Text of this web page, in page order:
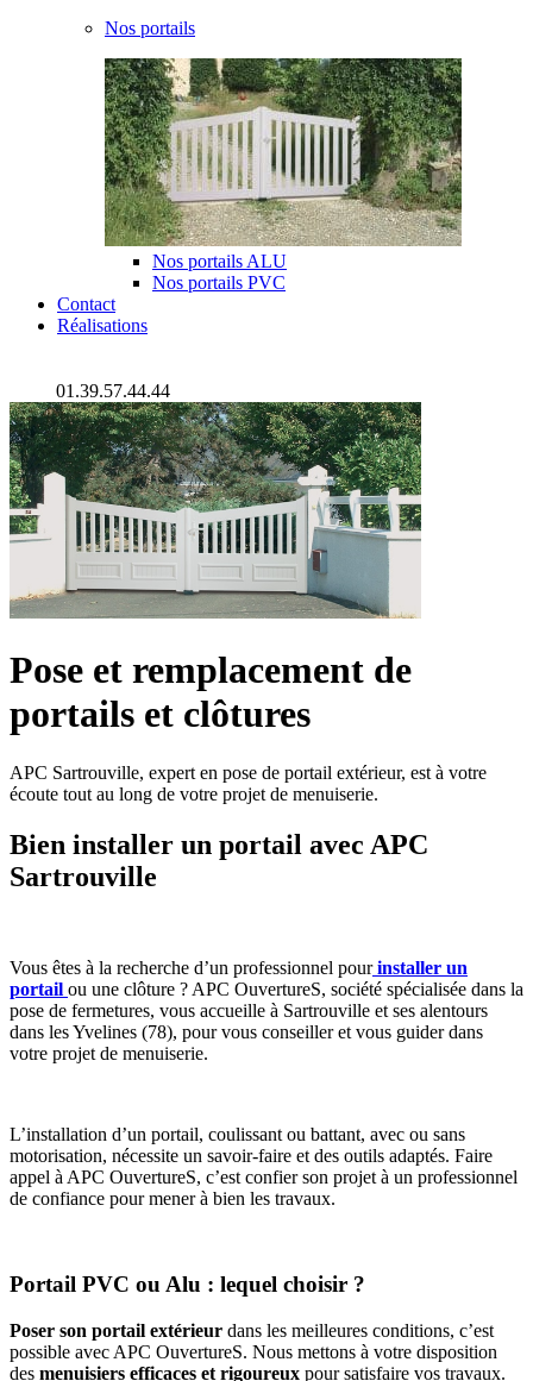
Nos portails
Nos portails ALU
Nos portails PVC
Contact
Réalisations
01.39.57.44.44
Pose et remplacement de
portails et clôtures
APC Sartrouville, expert en pose de portail extérieur, est à votre
écoute tout au long de votre projet de menuiserie.
Bien installer un portail avec APC
Sartrouville
Vous êtes à la recherche d’un professionnel pourinstaller un
portail ou une clôture ? APC OuvertureS, société spécialisée dans la
pose de fermetures, vous accueille à Sartrouville et ses alentours
dans les Yvelines (78), pour vous conseiller et vous guider dans
votre projet de menuiserie.
L’installation d’un portail, coulissant ou battant, avec ou sans
motorisation, nécessite un savoir-faire et des outils adaptés. Faire
appel à APC OuvertureS, c’est confier son projet à un professionnel
de confiance pour mener à bien les travaux.
Portail PVC ou Alu : lequel choisir ?
Poser son portail extérieur dans les meilleures conditions, c’est
possible avec APC OuvertureS. Nous mettons à votre disposition
des menuisiers efficaces et rigoureux pour satisfaire vos travaux.